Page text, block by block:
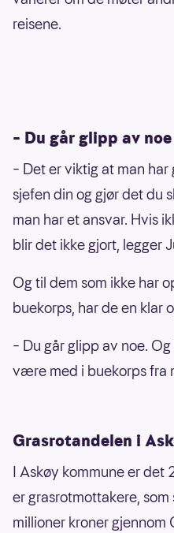
reisene.
– Du går glipp av noe
– Det er viktig at man
sjefen din og gjør det du
man har et ansvar. Hvis
blir det ikke gjort, legger
Og til dem som ikke har
buekorps, har de en klar
– Du går glipp av noe.
være med i buekorps fra
Grasrotandelen i
I Askøy kommune er det
er grasrotmottakere,
millioner kroner gjennom